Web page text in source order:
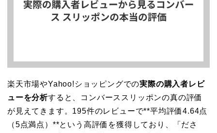
楽天市場やYahoo!ショッピングでの実際の購入者レビ
ューを分析すると、コンバーススリッポンの真の評価
が見えてきます。195件のレビューで**平均評価4.64点
（5点満点）**という高評価を獲得しており、「ださ